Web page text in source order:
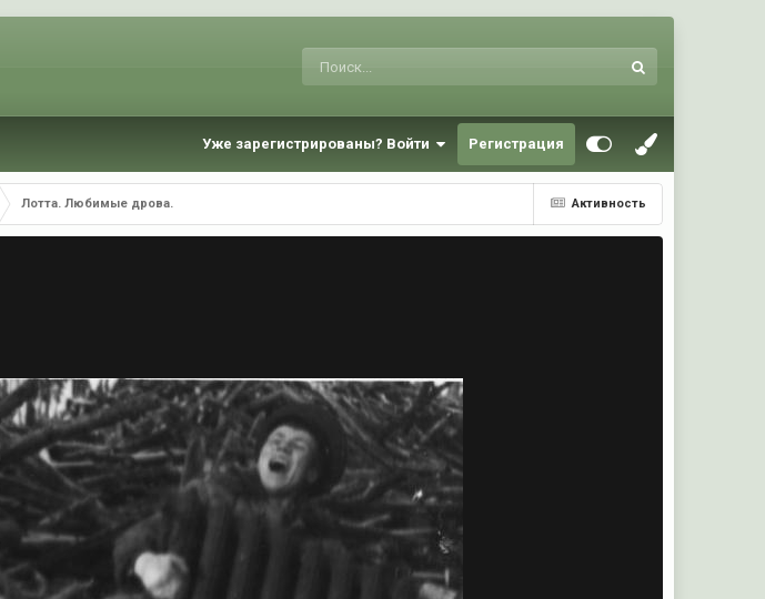
Уже зарегистрированы? Войти Регистрация
Активность
Лотта. Любимые дрова.